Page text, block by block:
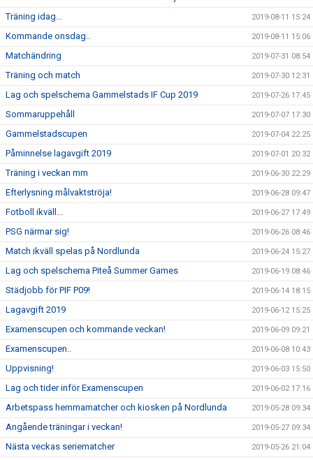
Träning idag... 2019-08-11 15:24
Kommande onsdag.. 2019-08-11 15:06
Matchändring 2019-07-31 08:54
Träning och match 2019-07-30 12:31
Lag och spelschema Gammelstads IF Cup 2019 2019-07-26 17:45
Sommaruppehåll 2019-07-07 17:30
Gammelstadscupen 2019-07-04 22:25
Påminnelse lagavgift 2019 2019-07-01 20:32
Träning i veckan mm 2019-06-30 22:29
Efterlysning målvaktströja! 2019-06-28 09:47
Fotboll ikväll... 2019-06-27 17:49
PSG närmar sig! 2019-06-26 08:46
Match ikväll spelas på Nordlunda 2019-06-24 15:27
Lag och spelschema Piteå Summer Games 2019-06-19 08:46
Städjobb för PIF P09! 2019-06-14 18:15
Lagavgift 2019 2019-06-12 15:25
Examenscupen och kommande veckan! 2019-06-09 09:21
Examenscupen.. 2019-06-08 10:43
Uppvisning! 2019-06-03 15:50
Lag och tider inför Examenscupen 2019-06-02 17:16
Arbetspass hemmamatcher och kiosken på Nordlunda 2019-05-28 09:34
Angående träningar i veckan! 2019-05-27 09:34
Nästa veckas seriematcher 2019-05-26 21:04